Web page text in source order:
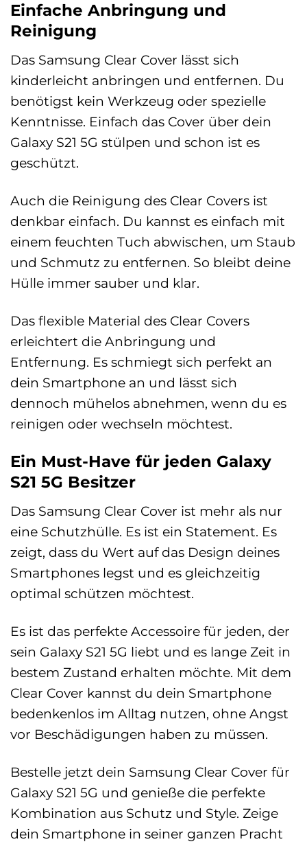
Einfache Anbringung und
Reinigung
Das Samsung Clear Cover lässt sich
kinderleicht anbringen und entfernen. Du
benötigst kein Werkzeug oder spezielle
Kenntnisse. Einfach das Cover über dein
Galaxy S21 5G stülpen und schon ist es
geschützt.
Auch die Reinigung des Clear Covers ist
denkbar einfach. Du kannst es einfach mit
einem feuchten Tuch abwischen, um Staub
und Schmutz zu entfernen. So bleibt deine
Hülle immer sauber und klar.
Das flexible Material des Clear Covers
erleichtert die Anbringung und
Entfernung. Es schmiegt sich perfekt an
dein Smartphone an und lässt sich
dennoch mühelos abnehmen, wenn du es
reinigen oder wechseln möchtest.
Ein Must-Have für jeden Galaxy
S21 5G Besitzer
Das Samsung Clear Cover ist mehr als nur
eine Schutzhülle. Es ist ein Statement. Es
zeigt, dass du Wert auf das Design deines
Smartphones legst und es gleichzeitig
optimal schützen möchtest.
Es ist das perfekte Accessoire für jeden, der
sein Galaxy S21 5G liebt und es lange Zeit in
bestem Zustand erhalten möchte. Mit dem
Clear Cover kannst du dein Smartphone
bedenkenlos im Alltag nutzen, ohne Angst
vor Beschädigungen haben zu müssen.
Bestelle jetzt dein Samsung Clear Cover für
Galaxy S21 5G und genieße die perfekte
Kombination aus Schutz und Style. Zeige
dein Smartphone in seiner ganzen Pracht